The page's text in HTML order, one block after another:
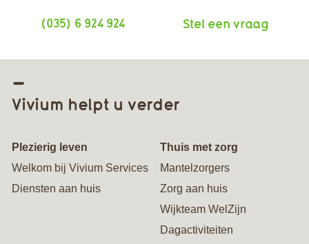
(035) 6 924 924 Stel een vraag
Vivium helpt u verder
Plezierig leven
Welkom bij Vivium Services
Diensten aan huis
Thuis met zorg
Mantelzorgers
Zorg aan huis
Wijkteam WelZijn
Dagactiviteiten